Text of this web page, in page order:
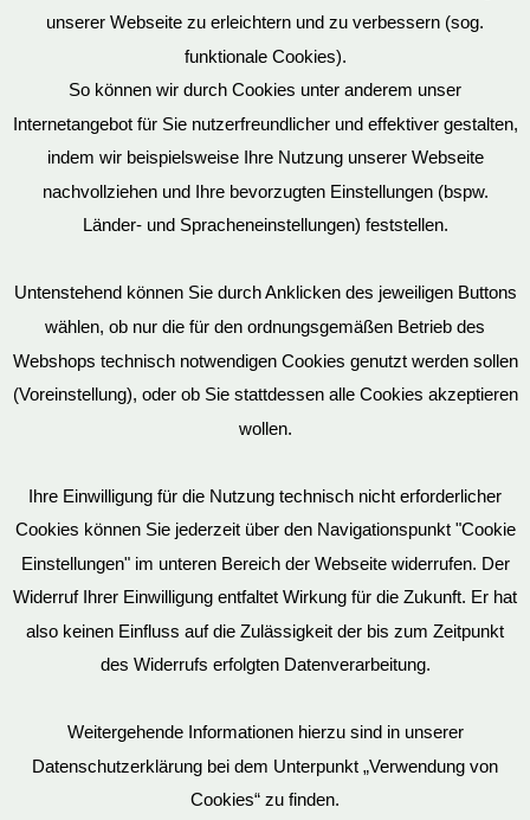
Datenschutz
Mein Konto
Vertrag widerrufen
Impressum
Bitte beachten Sie, dass wir für einen zunehmenden Teil der von
uns hergestellten SM-Möbel deutsche Geschmacksmuster beim
Deutschen Patent und Markenamt (DPMA) haben eintragen
unserer Webseite zu erleichtern und zu verbessern (sog.
funktionale Cookies).
So können wir durch Cookies unter anderem unser
Internetangebot für Sie nutzerfreundlicher und effektiver gestalten,
indem wir beispielsweise Ihre Nutzung unserer Webseite
nachvollziehen und Ihre bevorzugten Einstellungen (bspw.
Länder- und Spracheneinstellungen) feststellen.
Untenstehend können Sie durch Anklicken des jeweiligen Buttons
wählen, ob nur die für den ordnungsgemäßen Betrieb des
Webshops technisch notwendigen Cookies genutzt werden sollen
(Voreinstellung), oder ob Sie stattdessen alle Cookies akzeptieren
wollen.
Ihre Einwilligung für die Nutzung technisch nicht erforderlicher
Cookies können Sie jederzeit über den Navigationspunkt "Cookie
Einstellungen" im unteren Bereich der Webseite widerrufen. Der
Widerruf Ihrer Einwilligung entfaltet Wirkung für die Zukunft. Er hat
also keinen Einfluss auf die Zulässigkeit der bis zum Zeitpunkt
des Widerrufs erfolgten Datenverarbeitung.
Weitergehende Informationen hierzu sind in unserer
Datenschutzerklärung bei dem Unterpunkt „Verwendung von
Cookies“ zu finden.